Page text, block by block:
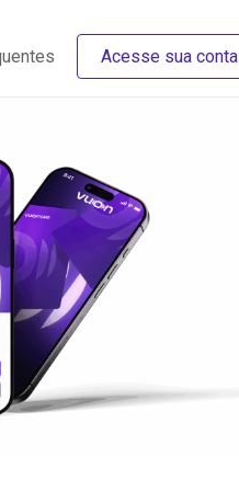
Acesse sua conta